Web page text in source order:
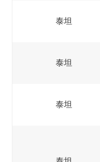
泰坦
泰坦
泰坦